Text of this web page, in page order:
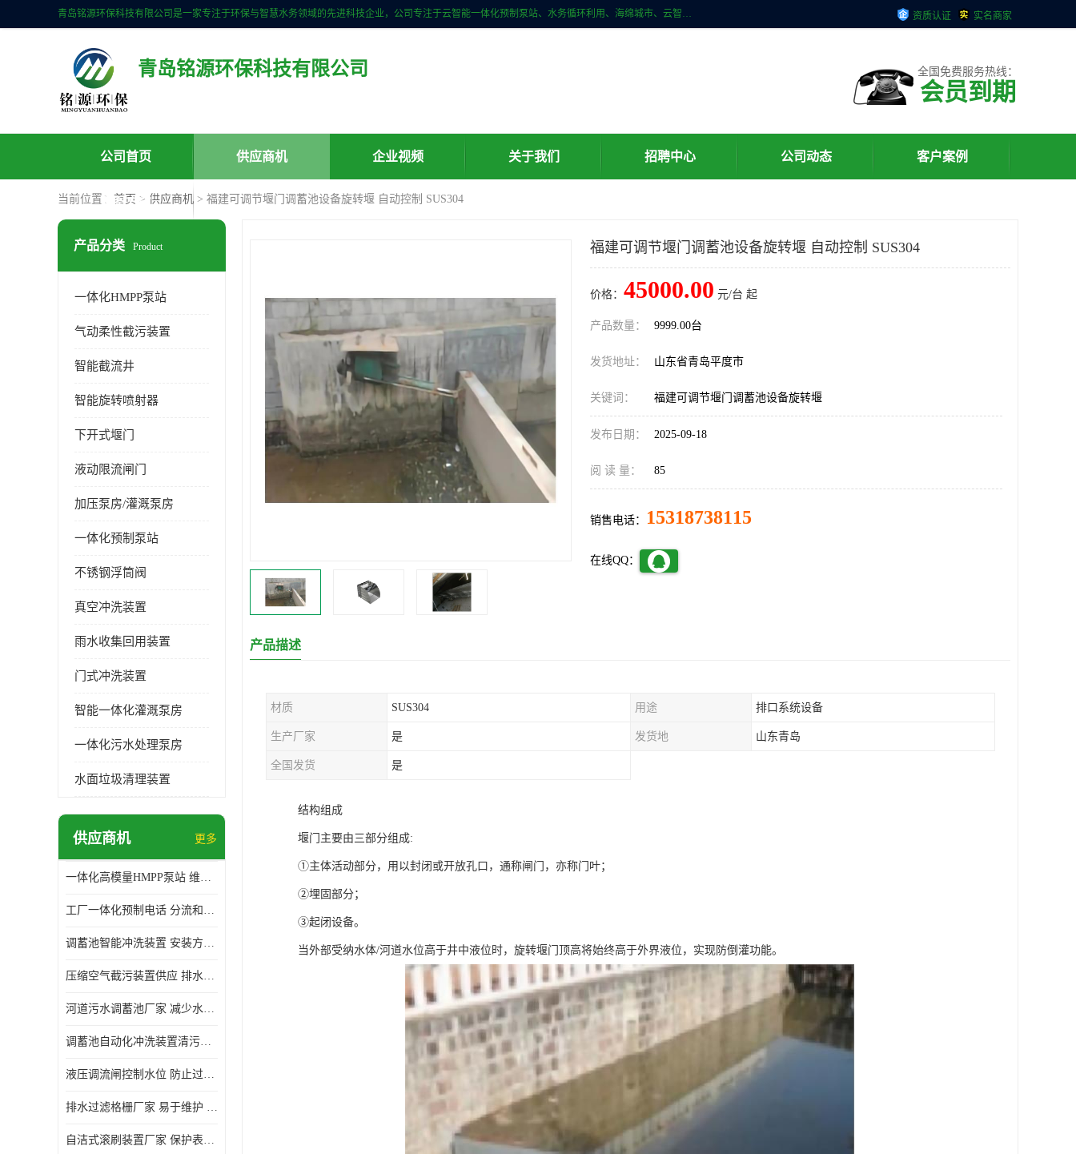
青岛铭源环保科技有限公司是一家专注于环保与智慧水务领域的先进科技企业，公司专注于云智能一体化预制泵站、水务循环利用、海绵城市、云智慧水务开发及新型环保技术研发等领域。铭源环保以为客户提供优质产品、专业技术服务为己任。为客户提供量身定制方案，提供多种配置方案满足实际使用要求。严控供货周期，并提供高标准后期维护。以环保为己任，视质量如生命，以技术做先导，靠诚信赢客户。 资质认证 实名商家
青岛铭源环保科技有限公司 全国免费服务热线：
会员到期
公司首页 供应商机 企业视频 关于我们 招聘中心 公司动态 客户案例
联系方式
当前位置： 首页 > 供应商机 > 福建可调节堰门调蓄池设备旋转堰 自动控制 SUS304
产品分类 Product
一体化HMPP泵站
气动柔性截污装置
智能截流井
智能旋转喷射器
下开式堰门
液动限流闸门
加压泵房/灌溉泵房
一体化预制泵站
不锈钢浮筒阀
真空冲洗装置
雨水收集回用装置
门式冲洗装置
智能一体化灌溉泵房
一体化污水处理泵房
水面垃圾清理装置
供应商机 更多
一体化高模量HMPP泵站 维护方便 实现远距离输送
工厂一体化预制电话 分流和调节 可以截留固体废物
调蓄池智能冲洗装置 安装方便 多种喷洒模式
压缩空气截污装置供应 排水功能 控制地下水位的升降
河道污水调蓄池厂家 减少水污染 防止异味和污染
调蓄池自动化冲洗装置清污装置 维护方便 节约水资源
液压调流闸控制水位 防止过载 适应流量变化的要求
排水过滤格栅厂家 易于维护 保持栅条通畅
自洁式滚刷装置厂家 保护表面 节省能源
福建可调节堰门调蓄池设备旋转堰 自动控制 SUS304
价格： 45000.00 元/台 起
产品数量： 9999.00台
发货地址： 山东省青岛平度市
关键词： 福建可调节堰门调蓄池设备旋转堰
发布日期： 2025-09-18
阅 读 量： 85
销售电话： 15318738115
在线QQ：
产品描述
材质 SUS304 用途 排口系统设备
生产厂家 是 发货地 山东青岛
全国发货 是
结构组成
堰门主要由三部分组成:
①主体活动部分，用以封闭或开放孔口，通称闸门，亦称门叶；
②埋固部分；
③起闭设备。
当外部受纳水体/河道水位高于井中液位时，旋转堰门顶高将始终高于外界液位，实现防倒灌功能。